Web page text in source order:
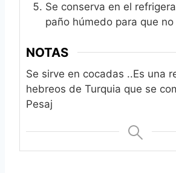
Se conserva en el
paño húmedo para que
NOTAS
Se sirve en cocadas ..Es una
hebreos de Turquia que se
Pesaj